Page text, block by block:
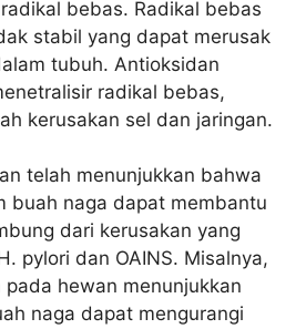
bebas. Radikal bebas
stabil yang dapat merusak
tubuh. Antioksidan
radikal bebas,
kerusakan sel dan jaringan.
telah menunjukkan bahwa
buah naga dapat membantu
dari kerusakan yang
pylori dan OAINS. Misalnya,
hewan menunjukkan
naga dapat mengurangi